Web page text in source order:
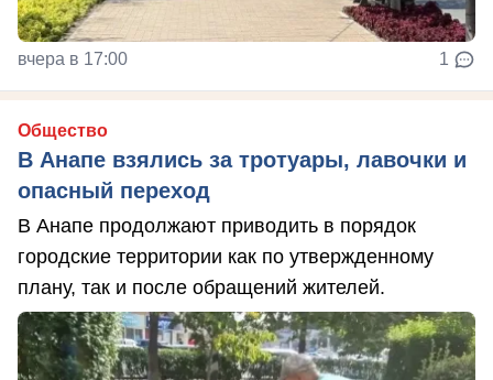
вчера в 17:00 1
Общество
В Анапе взялись за тротуары, лавочки и
опасный переход
В Анапе продолжают приводить в порядок
городские территории как по утвержденному
плану, так и после обращений жителей.